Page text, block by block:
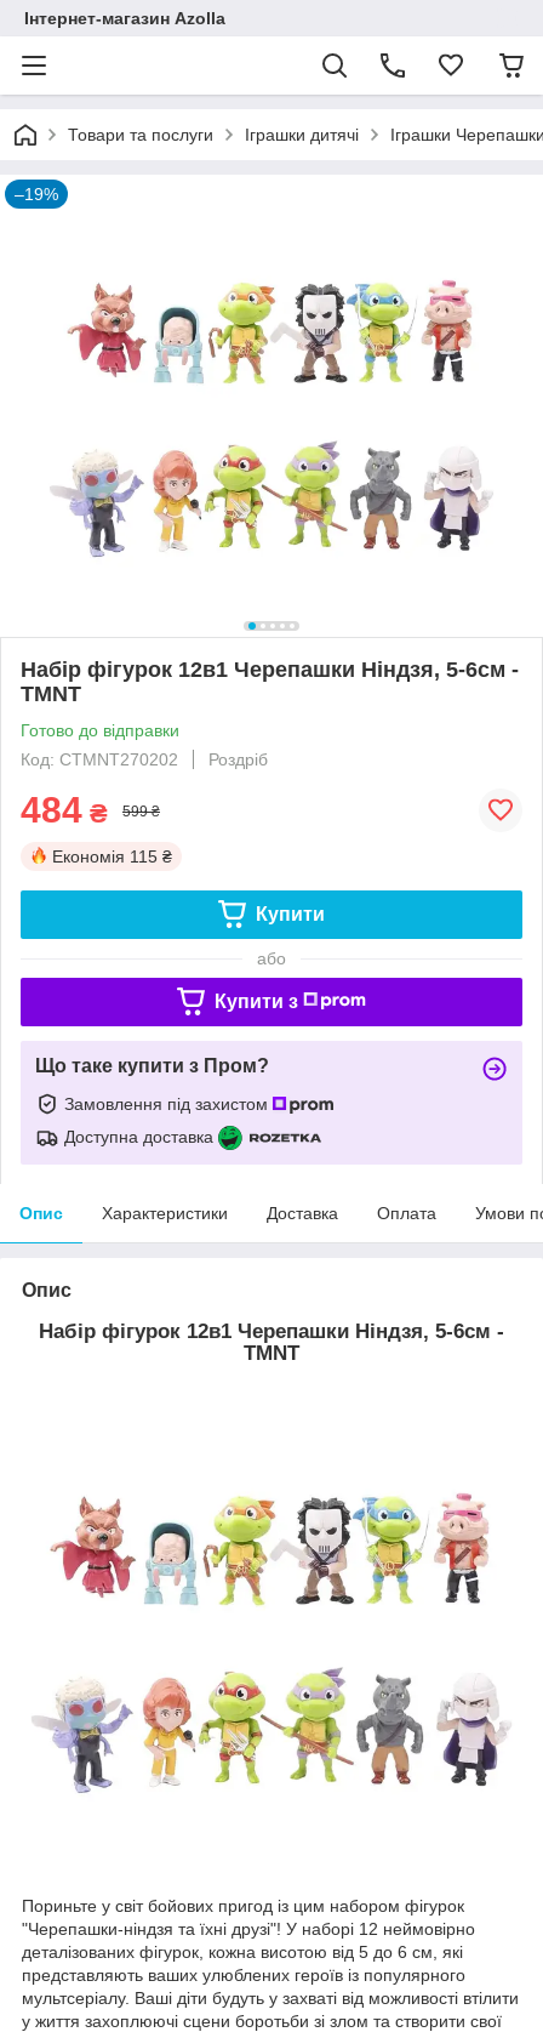
Інтернет-магазин Azolla
Товари та послуги Іграшки дитячі Іграшки
–19%
Набір фігурок 12в1 Черепашки Ніндзя, 5-6см -
TMNT
Готово до відправки
Код: CTMNT270202
Роздріб
484 ₴ 599 ₴
Економія 115 ₴
Купити
або
Купити з
Що таке купити з Пром?
Замовлення під захистом
Доступна доставка
Опис Характеристики Доставка Оплата Умови
Опис
Набір фігурок 12в1 Черепашки Ніндзя, 5-6см -
TMNT
Пориньте у світ бойових пригод із цим набором фігурок
"Черепашки-ніндзя та їхні друзі"! У наборі 12 неймовірно
деталізованих фігурок, кожна висотою від 5 до 6 см, які
представляють ваших улюблених героїв із популярного
мультсеріалу. Ваші діти будуть у захваті від можливості втілити
у життя захоплюючі сцени боротьби зі злом та створити свої